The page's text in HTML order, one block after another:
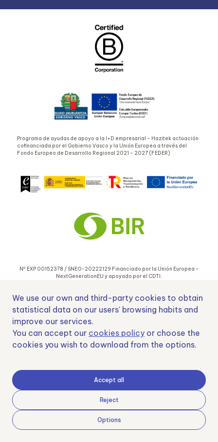
Programa de ayudas de apoyo a la I+D empresarial – Hazitek actuación
cofinanciada por el Gobierno Vasco y la Unión Europea a través del
Fondo Europeo de Desarrollo Regional 2021 – 2027 (FEDER)
Nº EXP 00152378 / SNEO-20222129 Financiado por la Unión Europea –
NextGenerationEU y apoyado por el CDTI.
Samoving, S.L. En el marco del Programa ICEX Next, ha contado con el apoyo
de ICEX y con la cofinanciación del fondo europeo FEDER. LA finalidad de este
apoyo es contribuir al desarrollo internacional de la empresa y de su entorno.
Una manera de hacer Europa
We use our own and third-party cookies to obtain
statistical data on our users' browsing habits and
improve our services.
You can accept our cookies policy or choose the
cookies you wish to download from the options.
Accept all
Reject
Options